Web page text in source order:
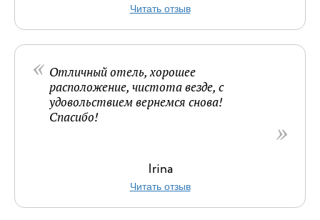
Читать отзыв
Отличный отель, хорошее
расположение, чистота везде, с
удовольствием вернемся снова!
Спасибо!
Irina
Читать отзыв